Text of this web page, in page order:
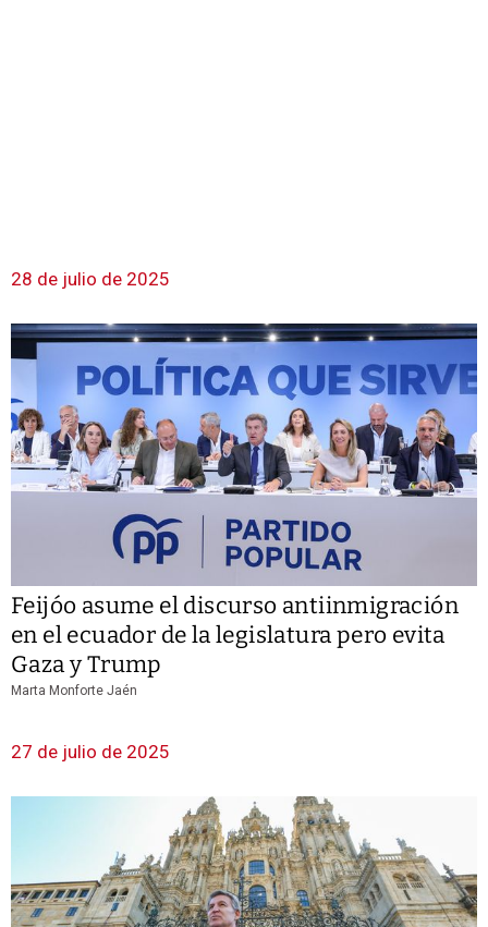
28 de julio de 2025
Feijóo asume el discurso antiinmigración
en el ecuador de la legislatura pero evita
Gaza y Trump
Marta Monforte Jaén
27 de julio de 2025